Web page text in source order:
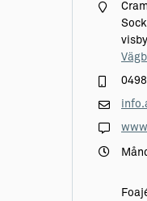
visby